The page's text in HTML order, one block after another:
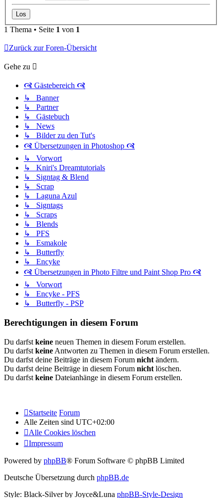
1 Thema • Seite 1 von 1
Zurück zur Foren-Übersicht
Gehe zu
🙧 Gästebereich 🙧
↳ Banner
↳ Partner
↳ Gästebuch
↳ News
↳ Bilder zu den Tut's
🙧 Übersetzungen in Photoshop 🙧
↳ Vorwort
↳ Kniri's Dreamtutorials
↳ Signtag & Blend
↳ Scrap
↳ Laguna Azul
↳ Signtags
↳ Scraps
↳ Blends
↳ PFS
↳ Esmakole
↳ Butterfly
↳ Encyke
🙧 Übersetzungen in Photo Filtre und Paint Shop Pro 🙧
↳ Vorwort
↳ Encyke - PFS
↳ Butterfly - PSP
Berechtigungen in diesem Forum
Du darfst keine neuen Themen in diesem Forum erstellen.
Du darfst keine Antworten zu Themen in diesem Forum erstellen.
Du darfst deine Beiträge in diesem Forum nicht ändern.
Du darfst deine Beiträge in diesem Forum nicht löschen.
Du darfst keine Dateianhänge in diesem Forum erstellen.
Startseite Forum
Alle Zeiten sind UTC+02:00
Alle Cookies löschen
Impressum
Powered by phpBB® Forum Software © phpBB Limited
Deutsche Übersetzung durch phpBB.de
Style: Black-Silver by Joyce&Luna phpBB-Style-Design